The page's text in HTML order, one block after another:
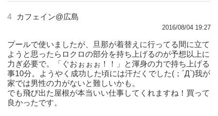
4 カフェイン@広島
2016/08/04 19:27
プールで使いましたが、旦那が着替えに行ってる間に立て
ようと思ったらロクロの部分を持ち上げるのが予想以上に
力ぎ必要で。「ぐおぉぉぉ！！」と渾身の力で持ち上げる
事10分。ようやく成功した頃には汗だくでした(；´Д`)我が
家では男性の力がないと難しいかも。
でも飛び出た屋根が本当いい仕事してくれますね！買って
良かったです。